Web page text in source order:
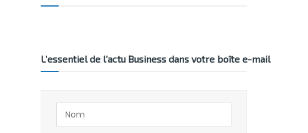
L’essentiel de l’actu Business dans votre boîte e-mail